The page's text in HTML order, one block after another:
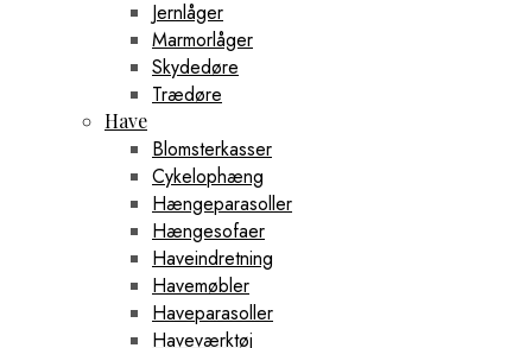
Jernlåger
Marmorlåger
Skydedøre
Trædøre
Have
Blomsterkasser
Cykelophæng
Hængeparasoller
Hængesofaer
Haveindretning
Havemøbler
Haveparasoller
Haveværktøj